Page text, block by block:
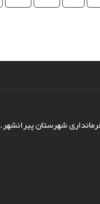
شهرستان پیرانشهر.